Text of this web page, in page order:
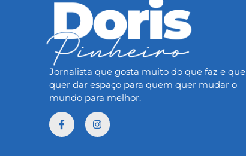
Jornalista que gosta muito do que faz e que
quer dar espaço para quem quer mudar o
mundo para melhor.